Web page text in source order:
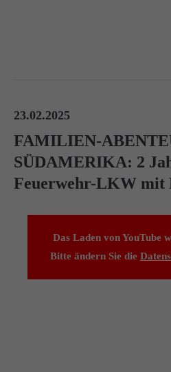
23.02.2025
FAMILIEN-
SÜDAMERIKA: 2
Feuerwehr-LKW mit
Das Laden von YouTube
Bitte ändern Sie die